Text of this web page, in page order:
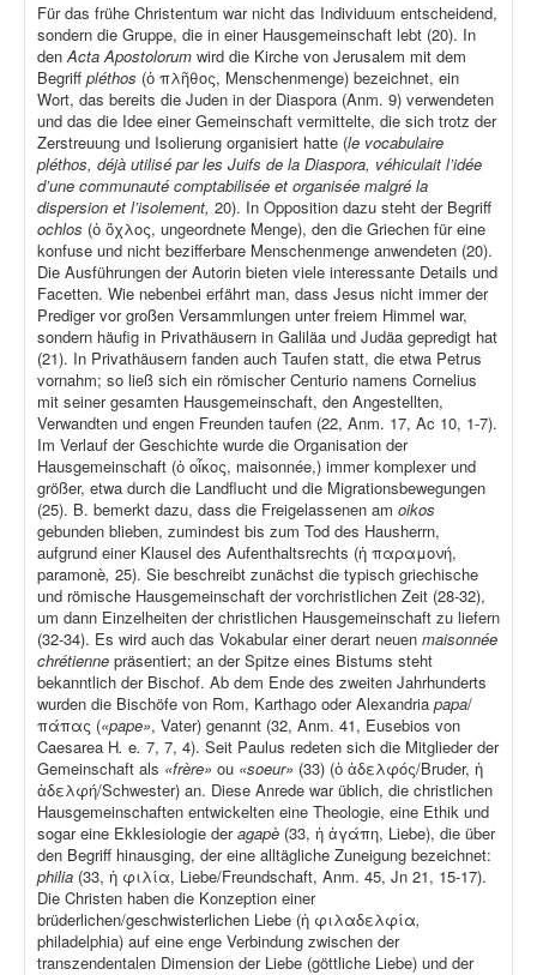
Für das frühe Christentum war nicht das Individuum entscheidend,
sondern die Gruppe, die in einer Hausgemeinschaft lebt (20). In
denActa Apostolorum wird die Kirche von Jerusalem mit dem
Begriff pléthos (ὁ πλῆθος, Menschenmenge) bezeichnet, ein
Wort, das bereits die Juden in der Diaspora (Anm. 9) verwendeten
und das die Idee einer Gemeinschaft vermittelte, die sich trotz der
Zerstreuung und Isolierung organisiert hatte (le vocabulaire
pléthos, déjà utilisé par les Juifs de la Diaspora, véhiculait l’idée
d’une communauté comptabilisée et organisée malgré la
dispersion et l’isolement, 20). In Opposition dazu steht der Begriff
ochlos (ὁ ὄχλος, ungeordnete Menge), den die Griechen für eine
konfuse und nicht bezifferbare Menschenmenge anwendeten (20).
Die Ausführungen der Autorin bieten viele interessante Details und
Facetten. Wie nebenbei erfährt man, dass Jesus nicht immer der
Prediger vor großen Versammlungen unter freiem Himmel war,
sondern häufig in Privathäusern in Galiläa und Judäa gepredigt hat
(21). In Privathäusern fanden auch Taufen statt, die etwa Petrus
vornahm; so ließ sich ein römischer Centurio namens Cornelius
mit seiner gesamten Hausgemeinschaft, den Angestellten,
Verwandten und engen Freunden taufen (22, Anm. 17, Ac 10, 1-7).
Im Verlauf der Geschichte wurde die Organisation der
Hausgemeinschaft (ὁ οἶκος, maisonnée,) immer komplexer und
größer, etwa durch die Landflucht und die Migrationsbewegungen
(25). B. bemerkt dazu, dass die Freigelassenen am oikos
gebunden blieben, zumindest bis zum Tod des Hausherrn,
aufgrund einer Klausel des Aufenthaltsrechts (ἡ παραμονή,
paramonè, 25). Sie beschreibt zunächst die typisch griechische
und römische Hausgemeinschaft der vorchristlichen Zeit (28-32),
um dann Einzelheiten der christlichen Hausgemeinschaft zu liefern
(32-34). Es wird auch das Vokabular einer derart neuen maisonnée
chrétienne präsentiert; an der Spitze eines Bistums steht
bekanntlich der Bischof. Ab dem Ende des zweiten Jahrhunderts
wurden die Bischöfe von Rom, Karthago oder Alexandria papa/
πάπας («pape», Vater) genannt (32, Anm. 41, Eusebios von
Caesarea H. e. 7, 7, 4). Seit Paulus redeten sich die Mitglieder der
Gemeinschaft als «frère» ou «soeur» (33) (ὁ ἀδελφός/Bruder, ἡ
ἀδελφή/Schwester) an. Diese Anrede war üblich, die christlichen
Hausgemeinschaften entwickelten eine Theologie, eine Ethik und
sogar eine Ekklesiologie deragapè (33, ἡ ἀγάπη, Liebe), die über
den Begriff hinausging, der eine alltägliche Zuneigung bezeichnet:
philia (33, ἡ φιλία, Liebe/Freundschaft, Anm. 45, Jn 21, 15-17).
Die Christen haben die Konzeption einer
brüderlichen/geschwisterlichen Liebe (ἡ φιλαδελφία,
philadelphia) auf eine enge Verbindung zwischen der
transzendentalen Dimension der Liebe (göttliche Liebe) und der